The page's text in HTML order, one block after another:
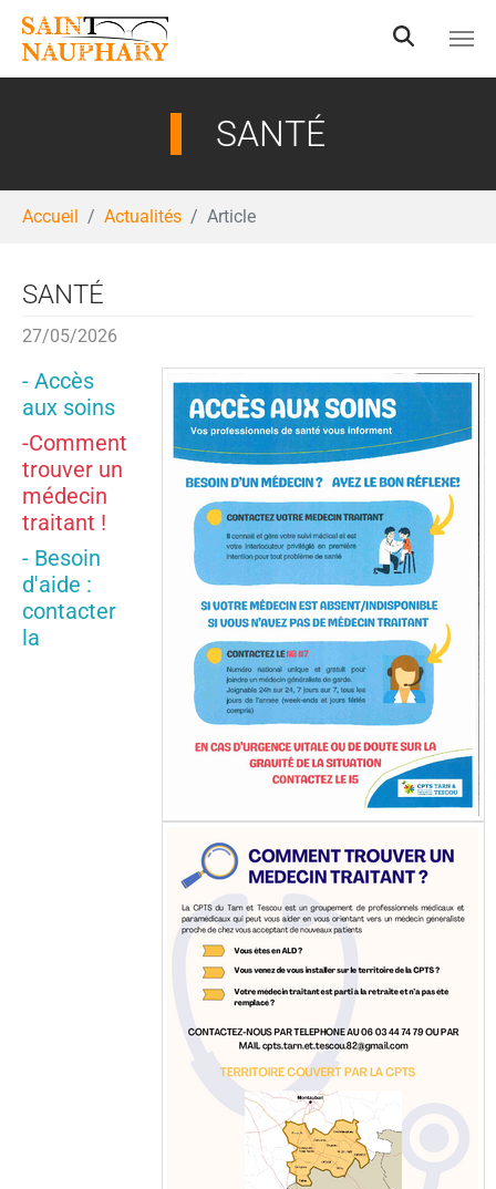
SANTÉ
Accueil Actualités Article
SANTÉ
27/05/2026
- Accès
aux soins
-Comment
trouver un
médecin
traitant !
- Besoin
d'aide :
contacter
la